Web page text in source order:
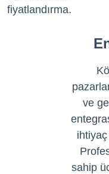
fiyatlandırma.
ve
sahip